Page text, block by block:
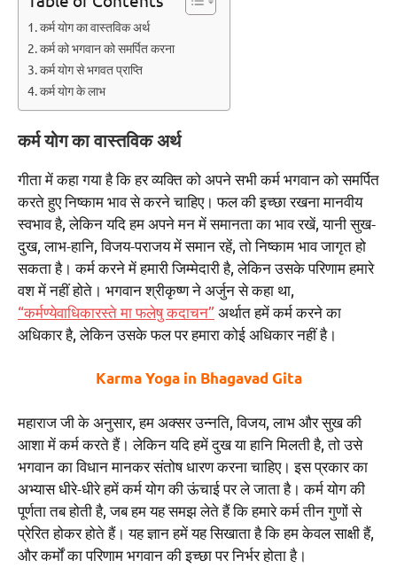
कर्म योग का वास्तविक अर्थ
कर्म को भगवान को समर्पित करना
कर्म योग से भगवत प्राप्ति
कर्म योग के लाभ
कर्म योग का वास्तविक अर्थ
गीता में कहा गया है कि हर व्यक्ति को अपने सभी कर्म भगवान को समर्पित
करते हुए निष्काम भाव से करने चाहिए। फल की इच्छा रखना मानवीय
स्वभाव है, लेकिन यदि हम अपने मन में समानता का भाव रखें, यानी सुख-
दुख, लाभ-हानि, विजय-पराजय में समान रहें, तो निष्काम भाव जागृत हो
सकता है। कर्म करने में हमारी जिम्मेदारी है, लेकिन उसके परिणाम हमारे
वश में नहीं होते। भगवान श्रीकृष्ण ने अर्जुन से कहा था,
“कर्मण्येवाधिकारस्ते मा फलेषु कदाचन” अर्थात हमें कर्म करने का
अधिकार है, लेकिन उसके फल पर हमारा कोई अधिकार नहीं है।
Karma Yoga in Bhagavad Gita
महाराज जी के अनुसार, हम अक्सर उन्नति, विजय, लाभ और सुख की
आशा में कर्म करते हैं। लेकिन यदि हमें दुख या हानि मिलती है, तो उसे
भगवान का विधान मानकर संतोष धारण करना चाहिए। इस प्रकार का
अभ्यास धीरे-धीरे हमें कर्म योग की ऊंचाई पर ले जाता है। कर्म योग की
पूर्णता तब होती है, जब हम यह समझ लेते हैं कि हमारे कर्म तीन गुणों से
प्रेरित होकर होते हैं। यह ज्ञान हमें यह सिखाता है कि हम केवल साक्षी हैं,
और कर्मों का परिणाम भगवान की इच्छा पर निर्भर होता है।